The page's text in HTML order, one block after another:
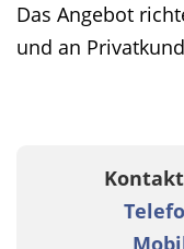
Das Angebot
und an